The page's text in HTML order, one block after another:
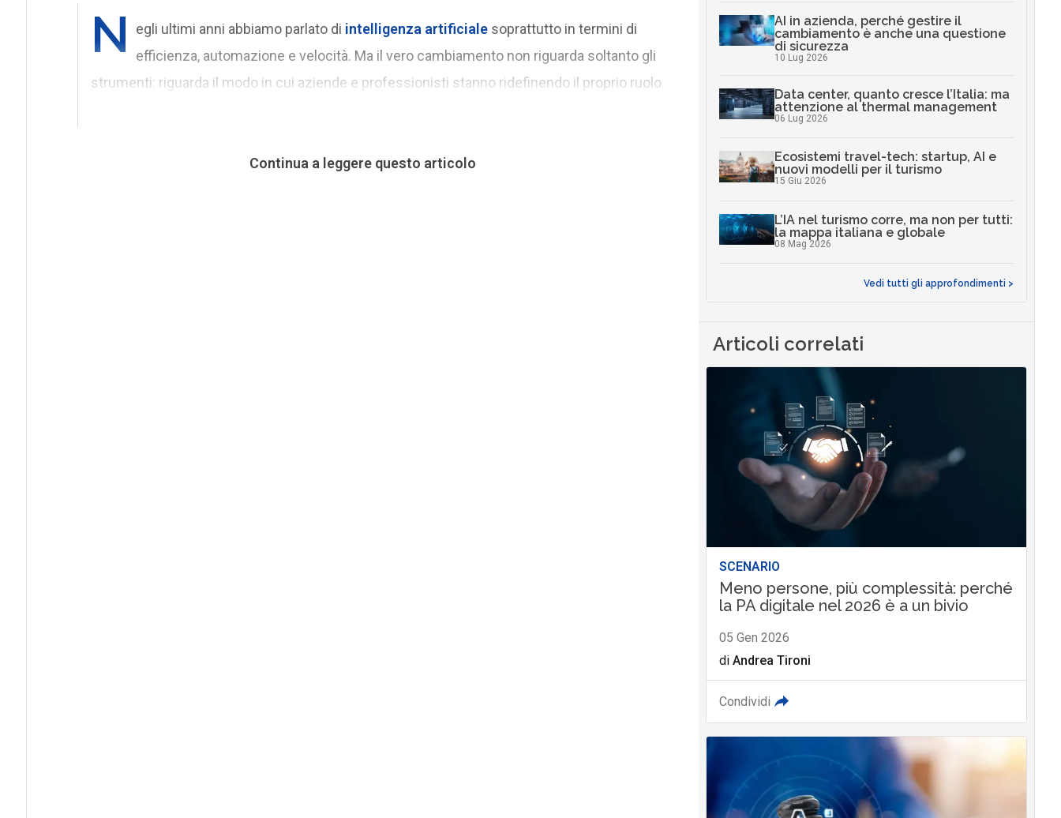
N egli ultimi anni abbiamo parlato di intelligenza artificialesoprattutto in termini di
efficienza, automazione e velocità. Ma il vero cambiamento non riguarda soltanto gli
strumenti: riguarda il modo in cui aziende e professionisti stanno ridefinendo il proprio ruolo.
Continua a leggere questo articolo
AI in azienda, perché gestire il
cambiamento è anche una questione
di sicurezza
10 Lug 2026
Data center, quanto cresce l’Italia: ma
attenzione al thermal management
06 Lug 2026
Ecosistemi travel-tech: startup, AI e
nuovi modelli per il turismo
15 Giu 2026
L’IA nel turismo corre, ma non per tutti:
la mappa italiana e globale
08 Mag 2026
Vedi tutti gli approfondimenti >
Articoli correlati
SCENARIO
Meno persone, più complessità: perché
la PA digitale nel 2026 è a un bivio
05 Gen 2026
di Andrea Tironi
Condividi